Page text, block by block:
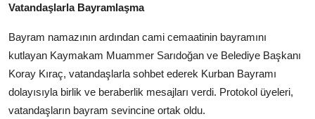
Vatandaşlarla Bayramlaşma
Bayram namazının ardından cami cemaatinin bayramını
kutlayan Kaymakam Muammer Sarıdoğan ve Belediye Başkanı
Koray Kıraç, vatandaşlarla sohbet ederek Kurban Bayramı
dolayısıyla birlik ve beraberlik mesajları verdi. Protokol üyeleri,
vatandaşların bayram sevincine ortak oldu.